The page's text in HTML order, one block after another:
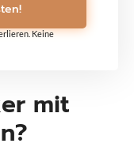
Keine
mit